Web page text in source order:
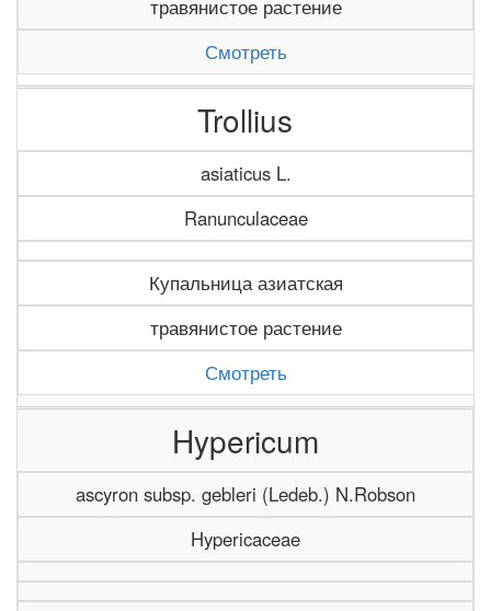
травянистое растение
Смотреть
Trollius
asiaticus L.
Ranunculaceae
Купальница азиатская
травянистое растение
Смотреть
Hypericum
ascyron subsp. gebleri (Ledeb.) N.Robson
Hypericaceae